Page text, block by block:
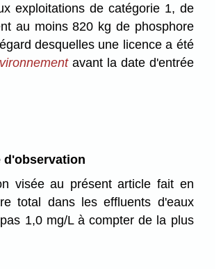
exploitations de catégorie 1, de
au moins 820 kg de phosphore
desquelles une licence a été
avant la date d'entrée
d'observation
visée au présent article fait en
total dans les effluents d'eaux
1,0 mg/L à compter de la plus